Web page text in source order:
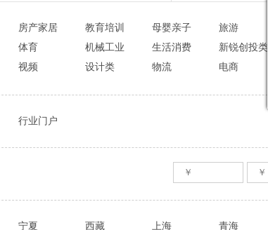
房产家居 教育培训 母婴亲子 旅游
体育 机械工业 生活消费 新锐创投类
视频 设计类 物流 电商
行业门户
宁夏 西藏 上海 青海